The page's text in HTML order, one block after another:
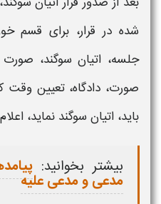
شده در قرار، برای قسم
جلسه، اتیان سوگند، صورت
صورت، دادگاه، تعیین
باید، اتیان سوگند نماید،
بیشتر بخوانید:
مدعی و مدعی علیه